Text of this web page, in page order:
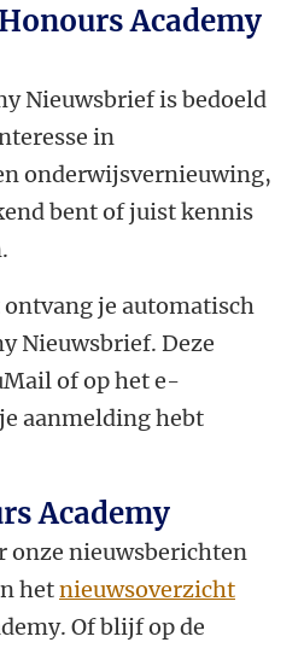
Academy
Nieuwsbrief is bedoeld
in
onderwijsvernieuwing,
bent of juist kennis
je automatisch
Nieuwsbrief. Deze
of op het e-
aanmelding hebt
Academy
onze nieuwsberichten
hetnieuwsoverzicht
Of blijf op de